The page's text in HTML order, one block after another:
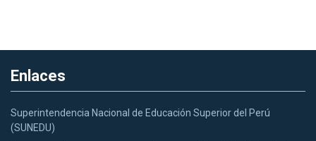
Enlaces
Superintendencia Nacional de Educación Superior del Perú
(SUNEDU)